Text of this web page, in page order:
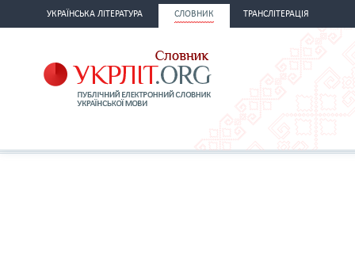
УКРАЇНСЬКА ЛІТЕРАТУРА СЛОВНИК ТРАНСЛІТЕРАЦІЯ